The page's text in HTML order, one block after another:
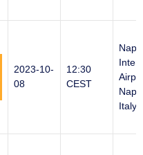
2023-10-
08
12:30
CEST
Italy